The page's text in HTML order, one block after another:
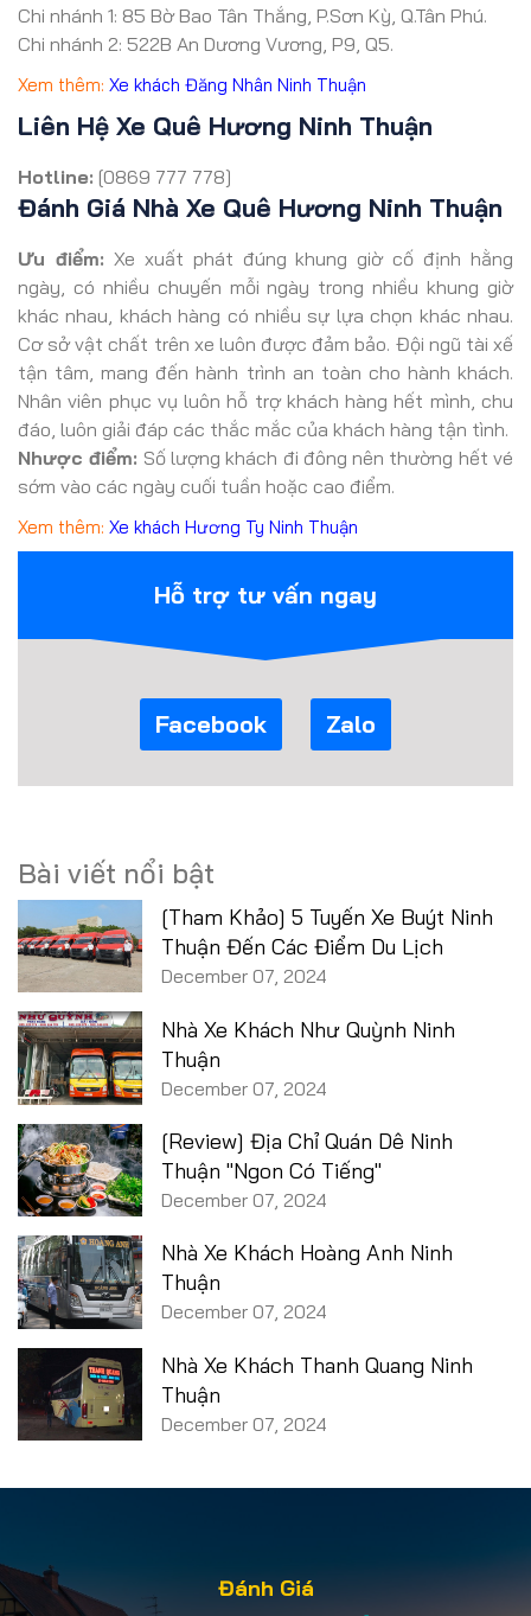
Chi nhánh 1: 85 Bờ Bao Tân Thắng, P.Sơn Kỳ, Q.Tân Phú.
Chi nhánh 2: 522B An Dương Vương, P9, Q5.
Xem thêm: Xe khách Đăng Nhân Ninh Thuận
Liên Hệ Xe Quê Hương Ninh Thuận
Hotline: [0869 777 778]
Đánh Giá Nhà Xe Quê Hương Ninh Thuận
Ưu điểm: Xe xuất phát đúng khung giờ cố định hằng
ngày, có nhiều chuyến mỗi ngày trong nhiều khung giờ
khác nhau, khách hàng có nhiều sự lựa chọn khác nhau.
Cơ sở vật chất trên xe luôn được đảm bảo. Đội ngũ tài xế
tận tâm, mang đến hành trình an toàn cho hành khách.
Nhân viên phục vụ luôn hỗ trợ khách hàng hết mình, chu
đáo, luôn giải đáp các thắc mắc của khách hàng tận tình.
Nhược điểm: Số lượng khách đi đông nên thường hết vé
sớm vào các ngày cuối tuần hoặc cao điểm.
Xem thêm: Xe khách Hương Ty Ninh Thuận
Hỗ trợ tư vấn ngay
Facebook Zalo
Bài viết nổi bật
[Tham Khảo] 5 Tuyến Xe Buýt Ninh
Thuận Đến Các Điểm Du Lịch
December 07, 2024
Nhà Xe Khách Như Quỳnh Ninh
Thuận
December 07, 2024
[Review] Địa Chỉ Quán Dê Ninh
Thuận "Ngon Có Tiếng"
December 07, 2024
Nhà Xe Khách Hoàng Anh Ninh
Thuận
December 07, 2024
Nhà Xe Khách Thanh Quang Ninh
Thuận
December 07, 2024
Đánh Giá